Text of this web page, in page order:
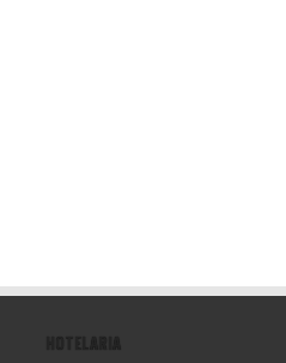
HOTELARIA